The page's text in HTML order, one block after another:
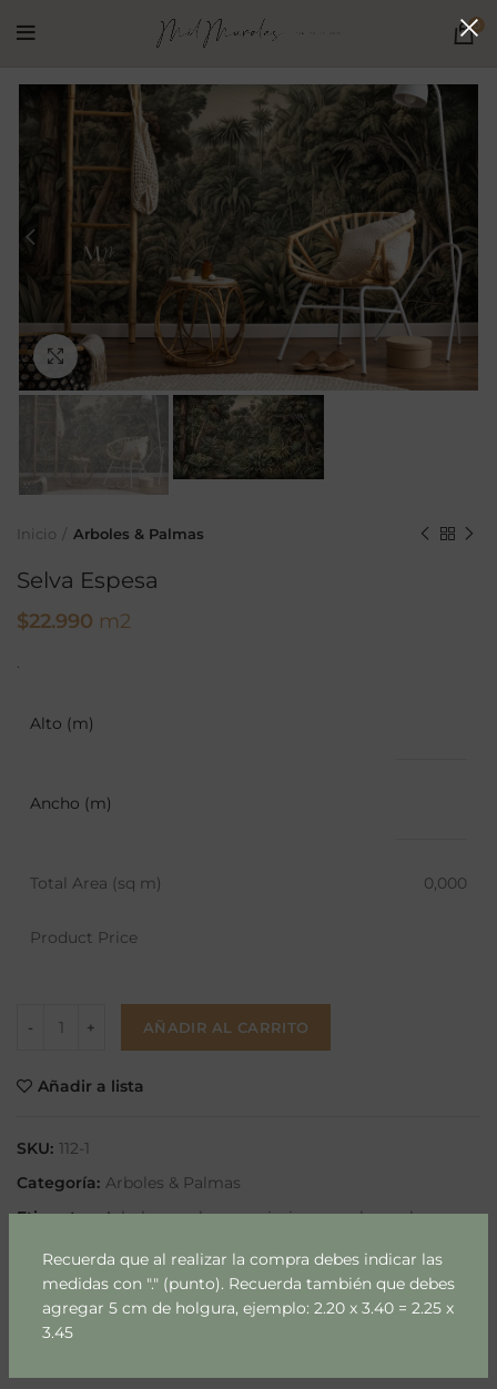
Recuerda que al realizar la compra debes indicar las
medidas con "." (punto). Recuerda también que debes
agregar 5 cm de holgura, ejemplo: 2.20 x 3.40 = 2.25 x
3.45
0
Ampliar
Inicio Arboles & Palmas
Selva Espesa
$22.990 m2
.
Alto (m)
Ancho (m)
Total Area (sq m) 0,000
Product Price
AÑADIR AL CARRITO
Añadir a lista
SKU: 112-1
Categoría: Arboles & Palmas
Etiquetas:Arboles y palmas, paisajes, papel mural,
Compartir